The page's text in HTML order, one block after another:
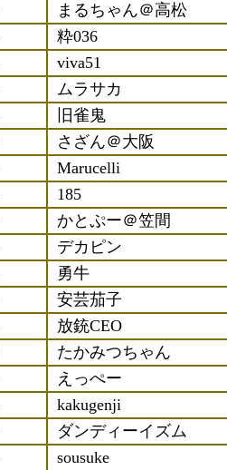
まるちゃん＠高松
粋036
viva51
ムラサカ
旧雀鬼
さざん＠大阪
Marucelli
185
かとぷー＠笠間
デカピン
勇牛
安芸茄子
放銃CEO
たかみつちゃん
えっぺー
kakugenji
ダンディーイズム
sousuke